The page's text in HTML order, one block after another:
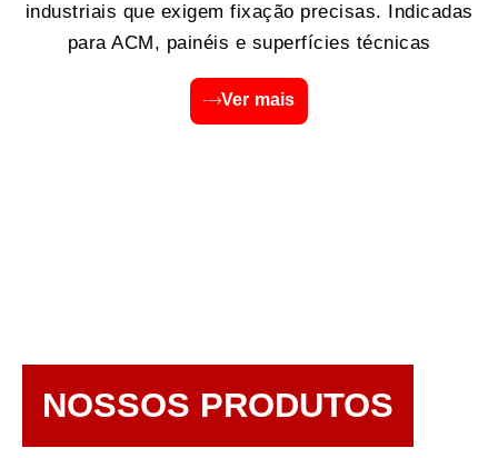
industriais que exigem fixação precisas. Indicadas
para ACM, painéis e superfícies técnicas
Ver mais
NOSSOS PRODUTOS